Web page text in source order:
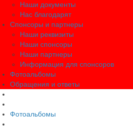
Наши документы
Нас благодарят
Спонсоры и партнеры
Наши реквизиты
Наши спонсоры
Наши партнеры
Информация для спонсоров
Фотоальбомы
Обращения и ответы
Фотоальбомы